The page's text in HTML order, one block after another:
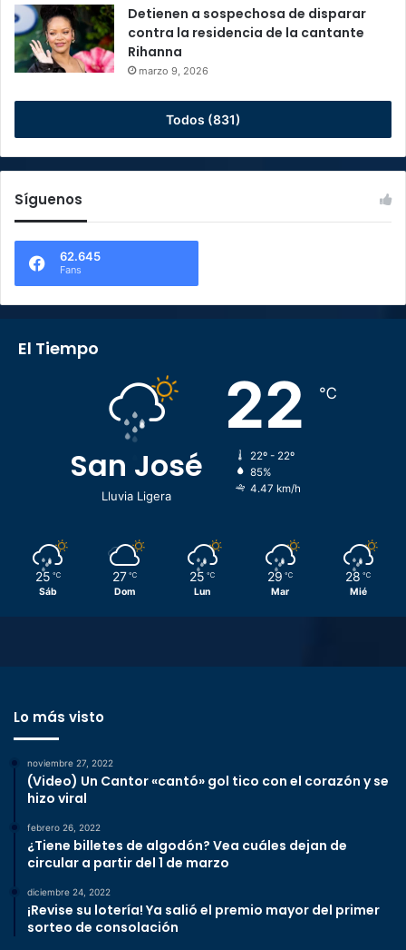
Detienen a sospechosa de disparar
contra la residencia de la cantante
Rihanna
marzo 9, 2026
Todos (831)
Síguenos
62.645
Fans
El Tiempo
San José
Lluvia Ligera
22 ℃
22º - 22º
85%
4.47 km/h
25 ℃
Sáb
27 ℃
Dom
25 ℃
Lun
29 ℃
Mar
28 ℃
Mié
Lo más visto
noviembre 27, 2022
(Video) Un Cantor «cantó» gol tico con el corazón y se
hizo viral
febrero 26, 2022
¿Tiene billetes de algodón? Vea cuáles dejan de
circular a partir del 1 de marzo
diciembre 24, 2022
¡Revise su lotería! Ya salió el premio mayor del primer
sorteo de consolación